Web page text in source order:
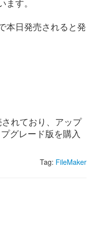
本日発売されると発
れており、アップ
グレード版を購入
Tag: FileMaker